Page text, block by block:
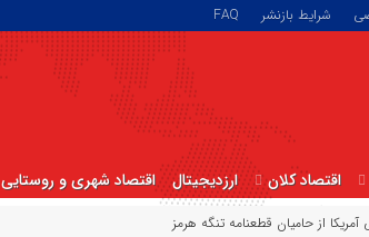
شرایط بازنشر FAQ
اقتصاد کلان ارزدیجیتال اقتصاد شهری و روستایی
از حامیان قطعنامه تنگه هرمز